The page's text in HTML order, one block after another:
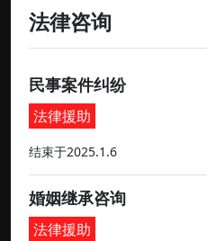
法律咨询
民事案件纠纷
法律援助
结束于2025.1.6
婚姻继承咨询
法律援助